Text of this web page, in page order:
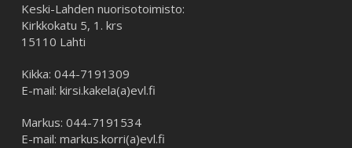
Keski-Lahden nuorisotoimisto:
Kirkkokatu 5, 1. krs
15110 Lahti
Kikka: 044-7191309
E-mail: kirsi.kakela(a)evl.fi
Markus: 044-7191534
E-mail: markus.korri(a)evl.fi